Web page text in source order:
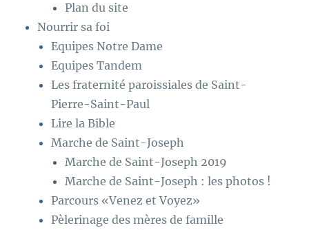
Plan du site
Nourrir sa foi
Equipes Notre Dame
Equipes Tandem
Les fraternité paroissiales de Saint-
Pierre-Saint-Paul
Lire la Bible
Marche de Saint-Joseph
Marche de Saint-Joseph 2019
Marche de Saint-Joseph : les photos !
Parcours «Venez et Voyez»
Pèlerinage des mères de famille